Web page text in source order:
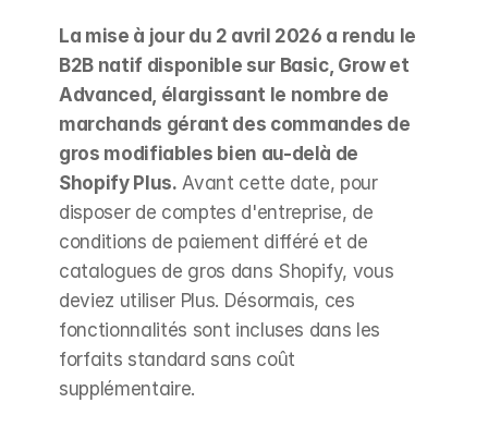
La mise à jour du 2 avril 2026 a rendu le
B2B natif disponible sur Basic, Grow et
Advanced, élargissant le nombre de
marchands gérant des commandes de
gros modifiables bien au-delà de
Shopify Plus. Avant cette date, pour
disposer de comptes d'entreprise, de
conditions de paiement différé et de
catalogues de gros dans Shopify, vous
deviez utiliser Plus. Désormais, ces
fonctionnalités sont incluses dans les
forfaits standard sans coût
supplémentaire.